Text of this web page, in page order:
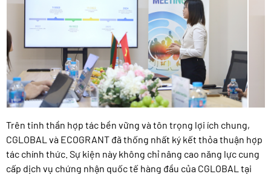
Trên tinh thần hợp tác bền vững và tôn trọng lợi ích chung,
CGLOBAL và ECOGRANT đã thống nhất ký kết thỏa thuận hợp
tác chính thức. Sự kiện này không chỉ nâng cao năng lực cung
cấp dịch vụ chứng nhận quốc tế hàng đầu của CGLOBAL tại